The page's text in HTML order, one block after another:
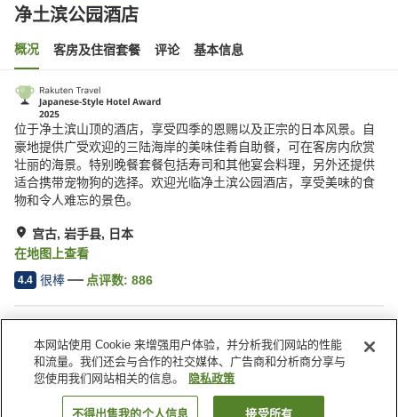
净土滨公园酒店
概况 客房及住宿套餐 评论 基本信息
位于净土滨山顶的酒店，享受四季的恩赐以及正宗的日本风景。自
豪地提供广受欢迎的三陆海岸的美味佳肴自助餐，可在客房内欣赏
壮丽的海景。特别晚餐套餐包括寿司和其他宴会料理，另外还提供
适合携带宠物狗的选择。欢迎光临净土滨公园酒店，享受美味的食
物和令人难忘的景色。
宫古, 岩手县, 日本
在地图上查看
4.4 很棒 点评数: 886
停车场
SPA/美容院
餐厅
酒吧
本网站使用 Cookie 来增强用户体验，并分析我们网站的性能
和流量。我们还会与合作的社交媒体、广告商和分析商分享与
您使用我们网站相关的信息。
隐私政策
不得出售我的个人信息 接受所有